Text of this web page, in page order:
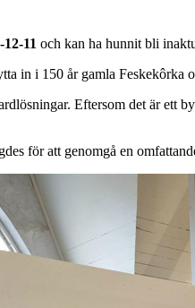
12-11 och kan ha hunnit bli
in i 150 år gamla
Eftersom det är ett
för att genomgå en